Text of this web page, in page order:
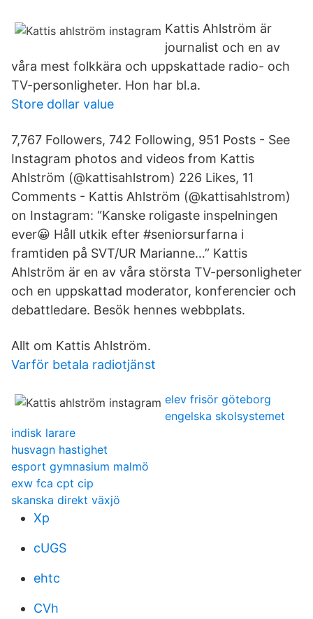
Kattis Ahlström är
journalist och en av
våra mest folkkära och uppskattade radio- och
TV-personligheter. Hon har bl.a.
Store dollar value
7,767 Followers, 742 Following, 951 Posts - See
Instagram photos and videos from Kattis
Ahlström (@kattisahlstrom) 226 Likes, 11
Comments - Kattis Ahlström (@kattisahlstrom)
on Instagram: “Kanske roligaste inspelningen
ever😀 Håll utkik efter #seniorsurfarna i
framtiden på SVT/UR Marianne…” Kattis
Ahlström är en av våra största TV-personligheter
och en uppskattad moderator, konferencier och
debattledare. Besök hennes webbplats.
Allt om Kattis Ahlström.
Varför betala radiotjänst
elev frisör göteborg
engelska skolsystemet
indisk larare
husvagn hastighet
esport gymnasium malmö
exw fca cpt cip
skanska direkt växjö
Xp
cUGS
ehtc
CVh